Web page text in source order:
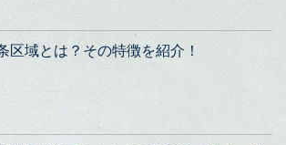
区域とは？その特徴を紹介！